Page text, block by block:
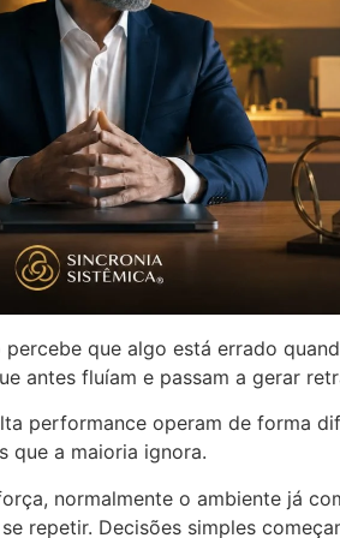
que algo está errado
antes fluíam e passam a gerar
performance operam de forma
que a maioria ignora.
normalmente o ambiente já
repetir. Decisões simples